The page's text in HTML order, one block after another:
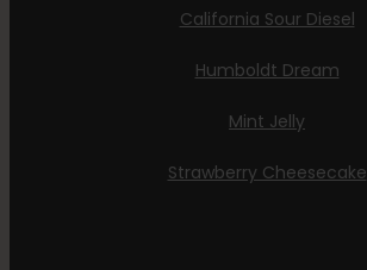
California Sour Diesel
Humboldt Dream
Mint Jelly
Strawberry Cheesecake